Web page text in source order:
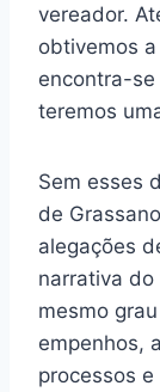
vereador.
obtivemos
encontra-
teremos
Sem esses
de
alegações
narrativa do
mesmo
empenhos,
processos